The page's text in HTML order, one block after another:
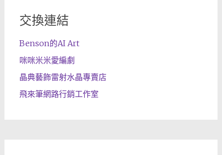
交換連結
Benson的AI Art
咪咪米米愛編劇
晶典藝飾雷射水晶專賣店
飛來筆網路行銷工作室